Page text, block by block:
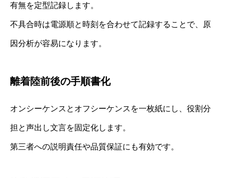
有無を定型記録します。
不具合時は電源順と時刻を合わせて記録することで、原
因分析が容易になります。
離着陸前後の手順書化
オンシーケンスとオフシーケンスを一枚紙にし、役割分
担と声出し文言を固定化します。
第三者への説明責任や品質保証にも有効です。